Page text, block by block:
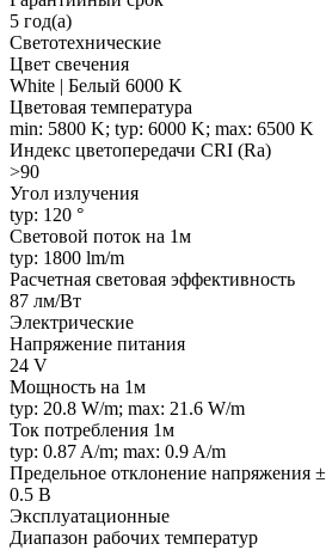
5 год(а)
Светотехнические
Цвет свечения
White | Белый 6000 K
Цветовая температура
min: 5800 K; typ: 6000 K; max: 6500 K
Индекс цветопередачи CRI (Ra)
>90
Угол излучения
typ: 120 °
Световой поток на 1м
typ: 1800 lm/m
Расчетная световая эффективность
87 лм/Вт
Электрические
Напряжение питания
24 V
Мощность на 1м
typ: 20.8 W/m; max: 21.6 W/m
Ток потребления 1м
typ: 0.87 A/m; max: 0.9 A/m
Предельное отклонение напряжения ±
0.5 В
Эксплуатационные
Диапазон рабочих температур